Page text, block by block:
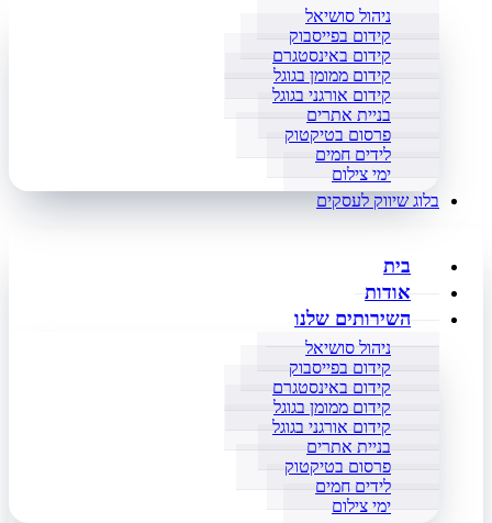
ניהול סושיאל
קידום בפייסבוק
קידום באינסטגרם
קידום ממומן בגוגל
קידום אורגני בגוגל
בניית אתרים
פרסום בטיקטוק
לידים חמים
ימי צילום
בלוג שיווק לעסקים
בית
אודות
השירותים שלנו
ניהול סושיאל
קידום בפייסבוק
קידום באינסטגרם
קידום ממומן בגוגל
קידום אורגני בגוגל
בניית אתרים
פרסום בטיקטוק
לידים חמים
ימי צילום